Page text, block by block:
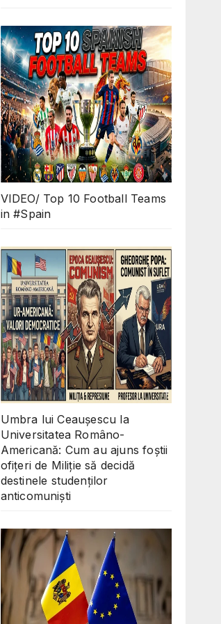
VIDEO/ Top 10 Football Teams
in #Spain
Umbra lui Ceaușescu la
Universitatea Româno-
Americană: Cum au ajuns foștii
ofițeri de Miliție să decidă
destinele studenților
anticomuniști